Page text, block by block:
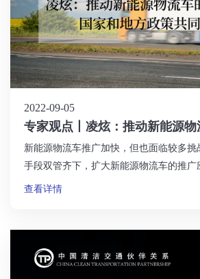
2022-09-05
专家观点丨凌炫：推动新能源
国家和地方政策共同发力
新能源物流车推广加快，但也面临较多
手段双管齐下，扩大新能源物流车的推广
式：新能源货运配送车辆装卸临时停靠点
查看详情